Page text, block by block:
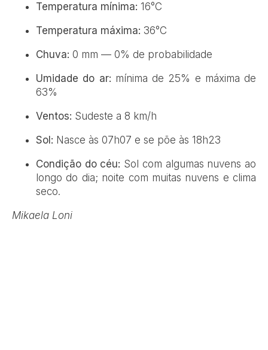
Temperatura mínima: 16°C
Temperatura máxima: 36°C
Chuva: 0 mm — 0% de probabilidade
Umidade do ar: mínima de 25% e máxima de
63%
Ventos: Sudeste a 8 km/h
Sol: Nasce às 07h07 e se põe às 18h23
Condição do céu: Sol com algumas nuvens ao
longo do dia; noite com muitas nuvens e clima
seco.
Mikaela Loni